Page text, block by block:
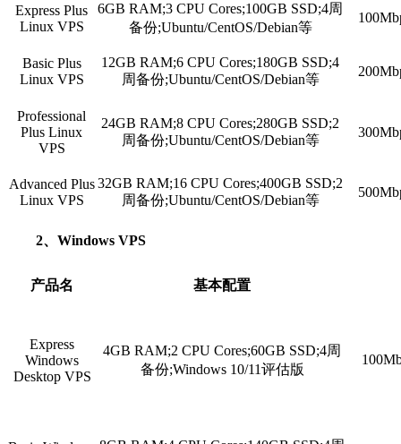
Express Plus
Linux VPS
6GB RAM;3 CPU Cores;100GB SSD;4周
备份;Ubuntu/CentOS/Debian等
Basic Plus
Linux VPS
12GB RAM;6 CPU Cores;180GB SSD;4
周备份;Ubuntu/CentOS/Debian等
Professional
Plus Linux
VPS
24GB RAM;8 CPU Cores;280GB SSD;2
周备份;Ubuntu/CentOS/Debian等
Advanced Plus
Linux VPS
32GB RAM;16 CPU Cores;400GB SSD;2
周备份;Ubuntu/CentOS/Debian等
2、Windows VPS
产品名 基本配置
Express
Windows
Desktop VPS
4GB RAM;2 CPU Cores;60GB SSD;4周
备份;Windows 10/11评估版